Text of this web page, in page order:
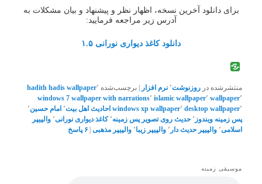
برای دانلود آخرین نسخه، اظهار نظر و پیشنهاد و بیان مشکلات به
آدرس زیر مراجعه فرمایید:
دانلود کاغذ دیواری نورانی ۱.۵
منتشرشده در روزنوشت٬ نرم افزار |برچسب‌شده hadis wallpaper٬
hadith
wallpaper٬ islamic wallpaper٬ wallpaper with narrations٬
windows 7
desktop wallpaper٬ windows xp wallpaper٬ احادیث اهل بیت٬ امام حسین٬
پس زمینه ویندوز ٬ حدیث روی تصویر پس زمینه٬ کاغذ دیواری نورانی٬ والپیپر
اسلامی٬ والپیپر حدیث دار ٬ والپیپر زیبا٬ والپیپر مذهبی |۶ پاسخ
موسیقی زمینه